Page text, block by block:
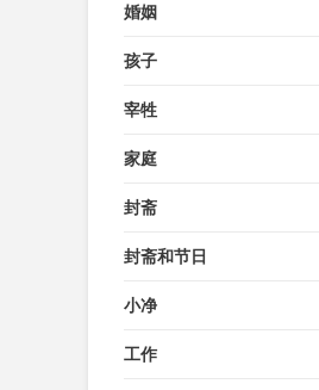
婚姻
孩子
宰牲
家庭
封斋
封斋和节日
小净
工作